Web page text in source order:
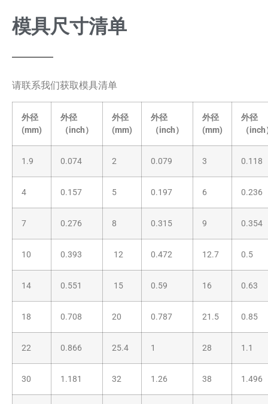
模具尺寸清单
请联系我们获取模具清单
外径
(mm)
外径
（inch）
外径
(mm)
外径
（inch）
外径
(mm)
外径
（
1.9 0.074 2 0.079 3 0.118
4 0.157 5 0.197 6 0.236
7 0.276 8 0.315 9 0.354
10 0.393 12 0.472 12.7 0.5
14 0.551 15 0.59 16 0.63
18 0.708 20 0.787 21.5 0.85
22 0.866 25.4 1 28 1.1
30 1.181 32 1.26 38 1.496